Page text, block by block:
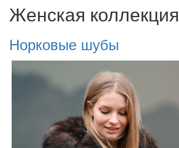
Женская коллекция
Норковые шубы